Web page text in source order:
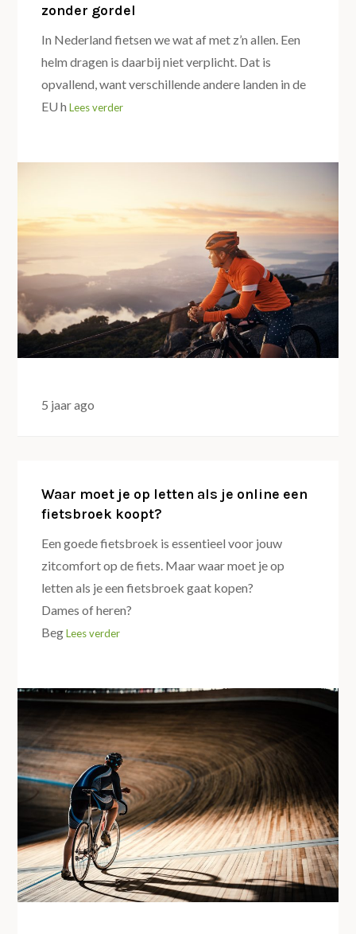
zonder gordel
In Nederland fietsen we wat af met z’n allen. Een
helm dragen is daarbij niet verplicht. Dat is
opvallend, want verschillende andere landen in de
EU h
5 jaar ago
Waar moet je op letten als je online een
fietsbroek koopt?
Een goede fietsbroek is essentieel voor jouw
zitcomfort op de fiets. Maar waar moet je op
letten als je een fietsbroek gaat kopen?
Dames of heren?
Beg